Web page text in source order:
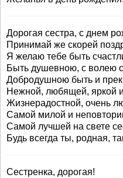
Дорогая сестра, с днем
Принимай же скорей
Я желаю тебе быть
Быть душевною, с волею
Добродушною быть и
Нежной, любящей, яркой и
Жизнерадостной, очень
Самой милой и
Самой лучшей на свете
Будь всегда ты, родная,
Сестренка, дорогая!